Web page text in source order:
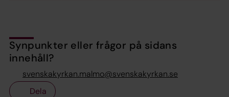
Synpunkter eller frågor på sidans
innehåll?
svenskakyrkan.malmo@svenskakyrkan.se
Dela